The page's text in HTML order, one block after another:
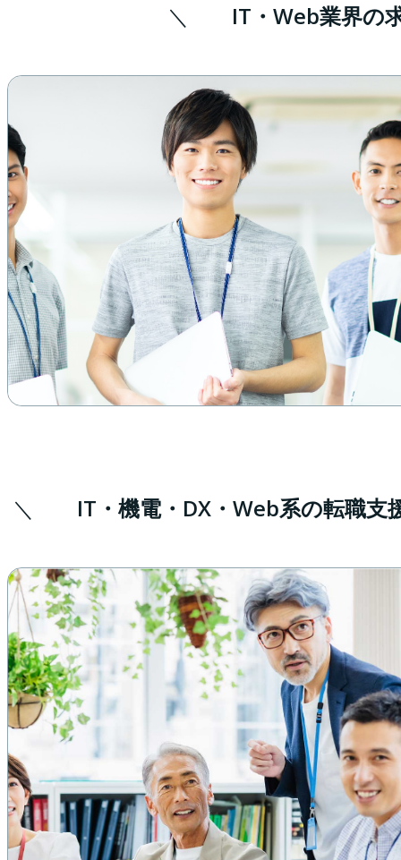
IT・Web業界の
IT・機電・DX・Web系の転職